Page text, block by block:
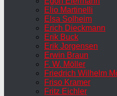
Elio Martinelli
Elsa Solheim
Erich Dieckmann
Erik Buck
Erik Jorgensen
Erwin Braun
F. W. Möller
Friedrich Wilhelm
Friso Kramer
Fritz Eichler